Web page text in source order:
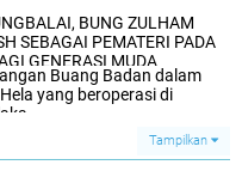
BUNG ZULHAM
SEBAGAI PEMATERI PADA
GENERASI MUDA
Buang Badan dalam
yang beroperasi di
Tampilkan